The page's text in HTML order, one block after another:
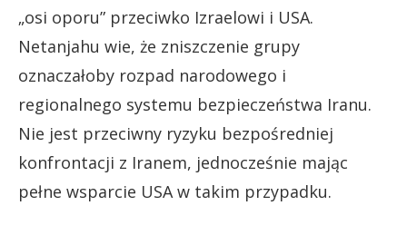
„osi oporu” przeciwko Izraelowi i USA.
Netanjahu wie, że zniszczenie grupy
oznaczałoby rozpad narodowego i
regionalnego systemu bezpieczeństwa Iranu.
Nie jest przeciwny ryzyku bezpośredniej
konfrontacji z Iranem, jednocześnie mając
pełne wsparcie USA w takim przypadku.